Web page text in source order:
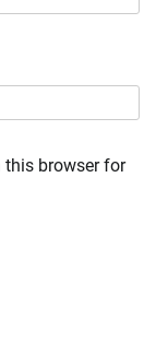
this browser for